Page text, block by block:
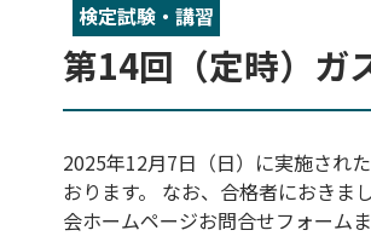
検定試験・講習
第14回（定時）ガ
2025年12月7日（日）に実施され
おります。 なお、合格者におきま
会ホームページお問合せフォーム